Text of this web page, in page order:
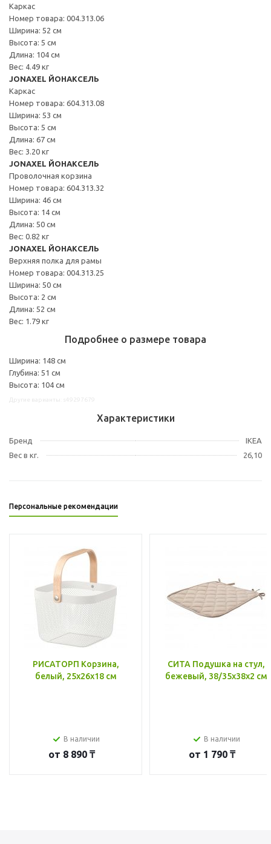
Каркас
Номер товара: 004.313.06
Ширина: 52 см
Высота: 5 см
Длина: 104 см
Вес: 4.49 кг
JONAXEL ЙОНАКСЕЛЬ
Каркас
Номер товара: 604.313.08
Ширина: 53 см
Высота: 5 см
Длина: 67 см
Вес: 3.20 кг
JONAXEL ЙОНАКСЕЛЬ
Проволочная корзина
Номер товара: 604.313.32
Ширина: 46 см
Высота: 14 см
Длина: 50 см
Вес: 0.82 кг
JONAXEL ЙОНАКСЕЛЬ
Верхняя полка для рамы
Номер товара: 004.313.25
Ширина: 50 см
Высота: 2 см
Длина: 52 см
Вес: 1.79 кг
Подробнее о размере товара
Ширина: 148 см
Глубина: 51 см
Высота: 104 см
Характеристики
Бренд
IKEA
Вес в кг.
26,10
Персональные рекомендации
РИСАТОРП Корзина,
белый, 25x26x18 см
В наличии
от 8 890 ₸
СИТА Подушка на стул,
бежевый, 38/35x38x2 см
В наличии
от 1 790 ₸